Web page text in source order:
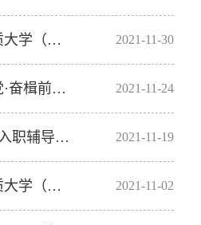
关于开展“中国地质大学（武汉）辅导员队伍建设月” 系列活动的通知 2021-11-30
关于举办“学史爱党·奋楫前行”中国地质大学辅导员定向赛的通知 2021-11-24
关于组织2021年新入职辅导员见习总结交流会的通知 2021-11-19
关于开展“中国地质大学（武汉）辅导员队伍建设月” 系列活动的通知 2021-11-02